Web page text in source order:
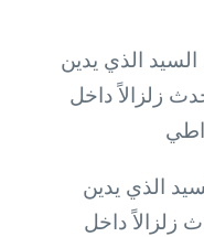
الذي يدين
زلزالاً داخل